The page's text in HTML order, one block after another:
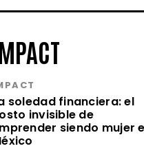
soledad financiera: el
invisible de
siendo mujer